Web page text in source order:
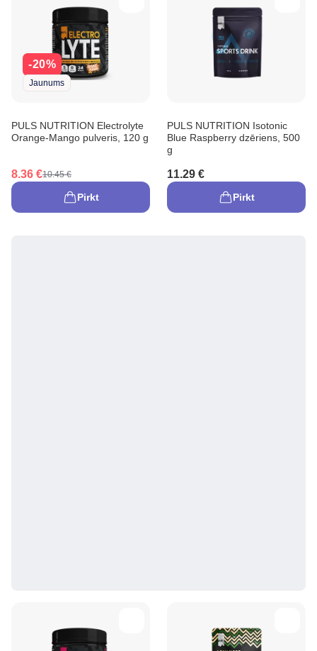
-20%
Jaunums
PULS NUTRITION Electrolyte
Orange-Mango pulveris, 120 g
8.36 €10.45 €
Pirkt
PULS NUTRITION Isotonic
Blue Raspberry dzēriens, 500
g
11.29 €
Pirkt